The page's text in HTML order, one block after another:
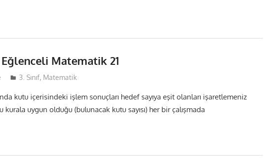
Matematik 21
3. Sınıf, Matematik
kutu içerisindeki işlem sonuçları hedef sayıya eşit olanları işaretlemeniz
uygun olduğu (bulunacak kutu sayısı) her bir çalışmada